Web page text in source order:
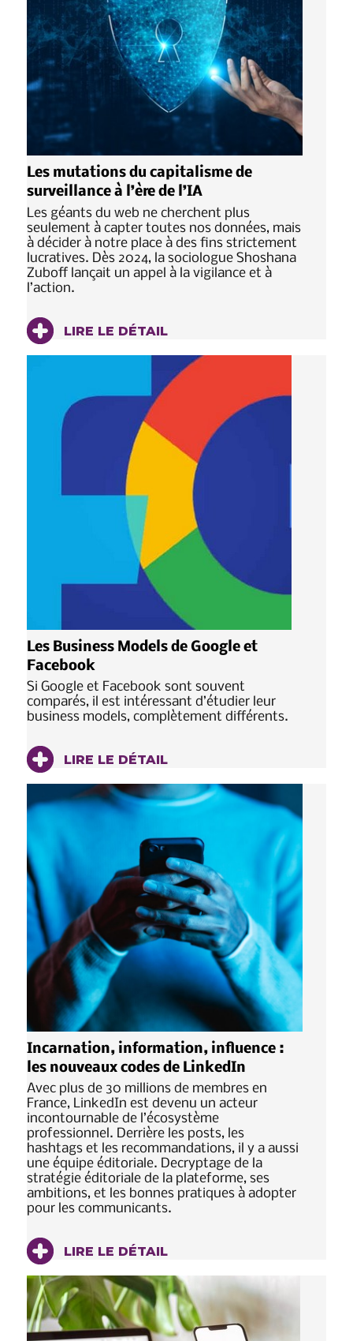
Les mutations du capitalisme de
surveillance à l’ère de l’IA
Les géants du web ne cherchent plus
seulement à capter toutes nos données, mais
à décider à notre place à des fins strictement
lucratives. Dès 2024, la sociologue Shoshana
Zuboff lançait un appel à la vigilance et à
l’action.
LIRE LE DÉTAIL
Les Business Models de Google et
Facebook
Si Google et Facebook sont souvent
comparés, il est intéressant d’étudier leur
business models, complètement différents.
LIRE LE DÉTAIL
Incarnation, information, influence :
les nouveaux codes de LinkedIn
Avec plus de 30 millions de membres en
France, LinkedIn est devenu un acteur
incontournable de l’écosystème
professionnel. Derrière les posts, les
hashtags et les recommandations, il y a aussi
une équipe éditoriale. Decryptage de la
stratégie éditoriale de la plateforme, ses
ambitions, et les bonnes pratiques à adopter
pour les communicants.
LIRE LE DÉTAIL